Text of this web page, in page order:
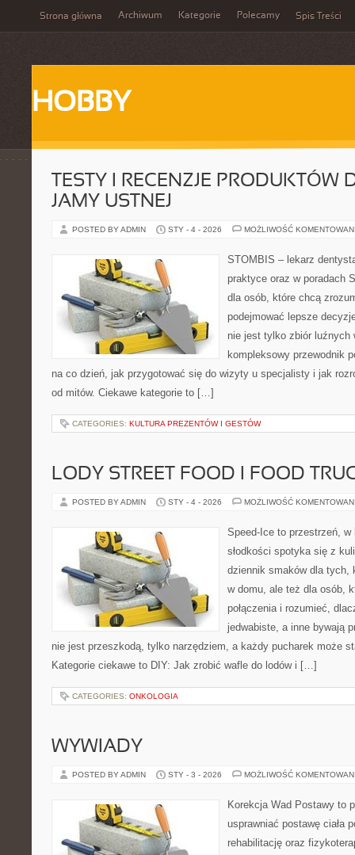
Strona główna Archiwum Kategorie Polecamy Spis Treści
HOBBY
TESTY I RECENZJE PRODUKTÓW
JAMY USTNEJ
POSTED BY ADMIN STY - 4 - 2026 MOŻLIWOŚĆ
STOMBIS – lekarz
praktyce oraz w poradach
dla osób, które chcą
podejmować lepsze
nie jest tylko zbiór luźnych
kompleksowy przewodnik
na co dzień, jak przygotować się do wizyty u specjalisty i jak
od mitów. Ciekawe kategorie to […]
CATEGORIES: KULTURA PREZENTÓW I GESTÓW
LODY STREET FOOD I FOOD
POSTED BY ADMIN STY - 4 - 2026 MOŻLIWOŚĆ
Speed-Ice to przestrzeń, w
słodkości spotyka się z
dziennik smaków dla tych,
w domu, ale też dla osób,
połączenia i rozumieć,
jedwabiste, a inne bywają
nie jest przeszkodą, tylko narzędziem, a każdy pucharek może
Kategorie ciekawe to DIY: Jak zrobić wafle do lodów i […]
CATEGORIES: ONKOLOGIA
WYWIADY
POSTED BY ADMIN STY - 3 - 2026 MOŻLIWOŚĆ
Korekcja Wad Postawy to
usprawniać postawę ciała
rehabilitację oraz